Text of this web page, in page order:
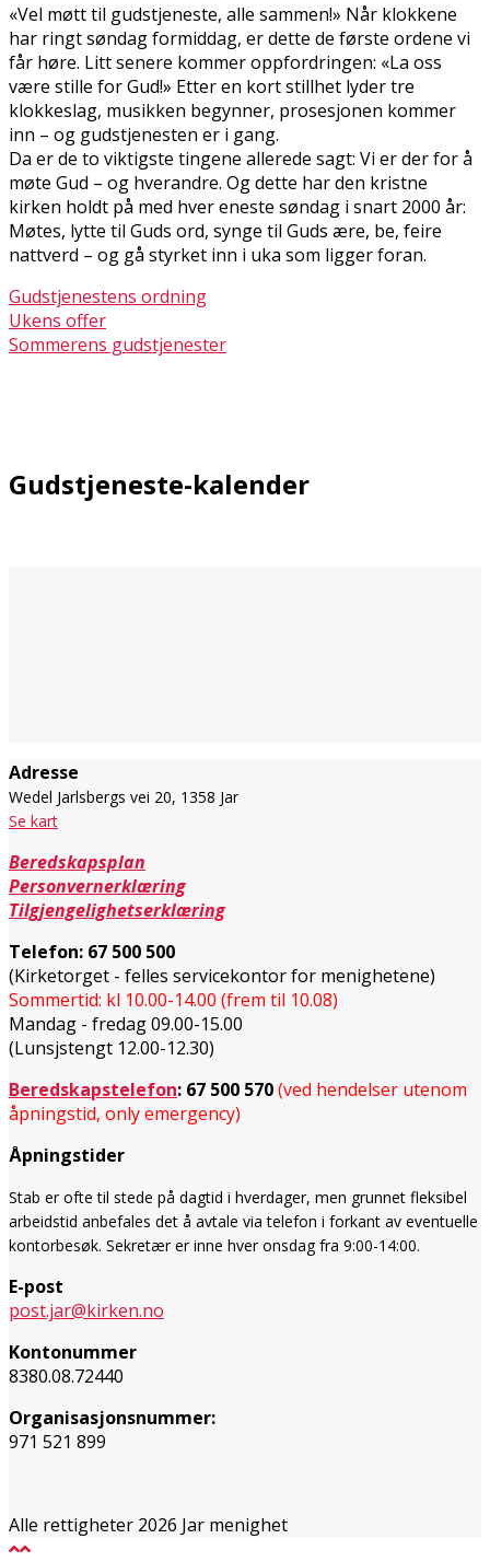
«Vel møtt til gudstjeneste, alle sammen!» Når klokkene
har ringt søndag formiddag, er dette de første ordene vi
får høre. Litt senere kommer oppfordringen: «La oss
være stille for Gud!» Etter en kort stillhet lyder tre
klokkeslag, musikken begynner, prosesjonen kommer
inn – og gudstjenesten er i gang.
Da er de to viktigste tingene allerede sagt: Vi er der for å
møte Gud – og hverandre. Og dette har den kristne
kirken holdt på med hver eneste søndag i snart 2000 år:
Møtes, lytte til Guds ord, synge til Guds ære, be, feire
nattverd – og gå styrket inn i uka som ligger foran.
Gudstjenestens ordning
Ukens offer
Sommerens gudstjenester
Gudstjeneste-kalender
Adresse
Wedel Jarlsbergs vei 20, 1358 Jar
Se kart
Beredskapsplan
Personvernerklæring
Tilgjengelighetserklæring
Telefon: 67 500 500
(Kirketorget - felles servicekontor for menighetene)
Sommertid: kl 10.00-14.00 (frem til 10.08)
Mandag - fredag 09.00-15.00
(Lunsjstengt 12.00-12.30)
Beredskapstelefon: 67 500 570(ved hendelser utenom
åpningstid, only emergency)
Åpningstider
Stab er ofte til stede på dagtid i hverdager, men grunnet fleksibel
arbeidstid anbefales det å avtale via telefon i forkant av eventuelle
kontorbesøk. Sekretær er inne hver onsdagfra 9:00-14:00.
E-post
post.jar@kirken.no
Kontonummer
8380.08.72440
Organisasjonsnummer:
971 521 899
Alle rettigheter 2026 Jar menighet